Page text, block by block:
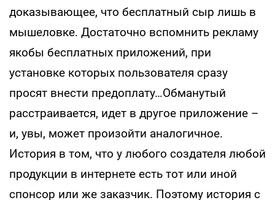
доказывающее, что бесплатный сыр лишь в
мышеловке. Достаточно вспомнить рекламу
якобы бесплатных приложений, при
установке которых пользователя сразу
просят внести предоплату…Обманутый
расстраивается, идет в другое приложение –
и, увы, может произойти аналогичное.
История в том, что у любого создателя любой
продукции в интернете есть тот или иной
спонсор или же заказчик. Поэтому история с